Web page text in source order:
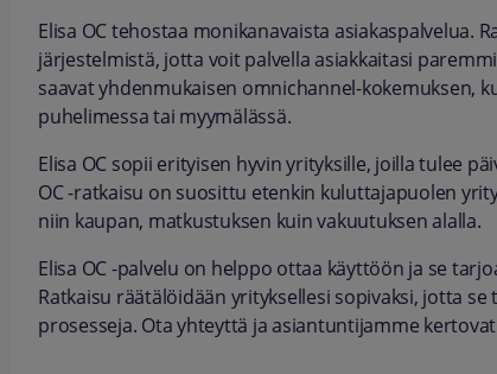
Elisa OC tehostaa monikanavaista asiakaspalvelua.
järjestelmistä, jotta voit palvella asiakkaitasi
saavat yhdenmukaisen omnichannel-kokemuksen,
puhelimessa tai myymälässä.
Elisa OC sopii erityisen hyvin yrityksille, joilla tulee
OC -ratkaisu on suosittu etenkin kuluttajapuolen
niin kaupan, matkustuksen kuin vakuutuksen alalla.
Elisa OC -palvelu on helppo ottaa käyttöön ja se
Ratkaisu räätälöidään yrityksellesi sopivaksi, jotta
prosesseja. Ota yhteyttä ja asiantuntijamme